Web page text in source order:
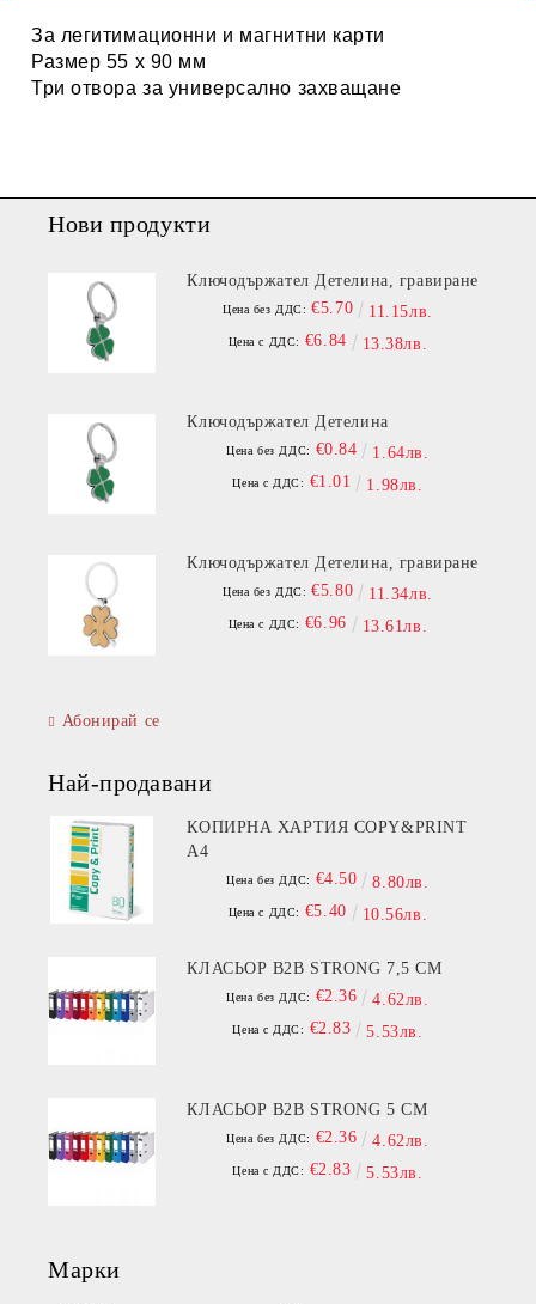
За легитимационни и магнитни карти
Размер 55 х 90 мм
Три отвора за универсално захващане
Нови продукти
Ключодържател Детелина, гравиране
Цена без ДДС: €5.70 11.15лв.
Цена с ДДС: €6.84 13.38лв.
Ключодържател Детелина
Цена без ДДС: €0.84 1.64лв.
Цена с ДДС: €1.01 1.98лв.
Ключодържател Детелина, гравиране
Цена без ДДС: €5.80 11.34лв.
Цена с ДДС: €6.96 13.61лв.
Абонирай се
Най-продавани
КОПИРНА ХАРТИЯ COPY&PRINT
A4
Цена без ДДС: €4.50 8.80лв.
Цена с ДДС: €5.40 10.56лв.
КЛАСЬОР B2B STRONG 7,5 СМ
Цена без ДДС: €2.36 4.62лв.
Цена с ДДС: €2.83 5.53лв.
КЛАСЬОР B2B STRONG 5 СМ
Цена без ДДС: €2.36 4.62лв.
Цена с ДДС: €2.83 5.53лв.
Марки